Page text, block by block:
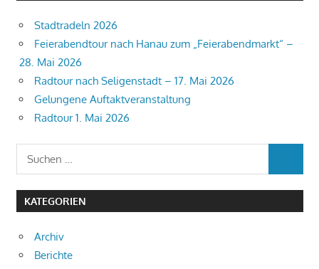
Stadtradeln 2026
Feierabendtour nach Hanau zum „Feierabendmarkt“ –
28. Mai 2026
Radtour nach Seligenstadt – 17. Mai 2026
Gelungene Auftaktveranstaltung
Radtour 1. Mai 2026
KATEGORIEN
Archiv
Berichte